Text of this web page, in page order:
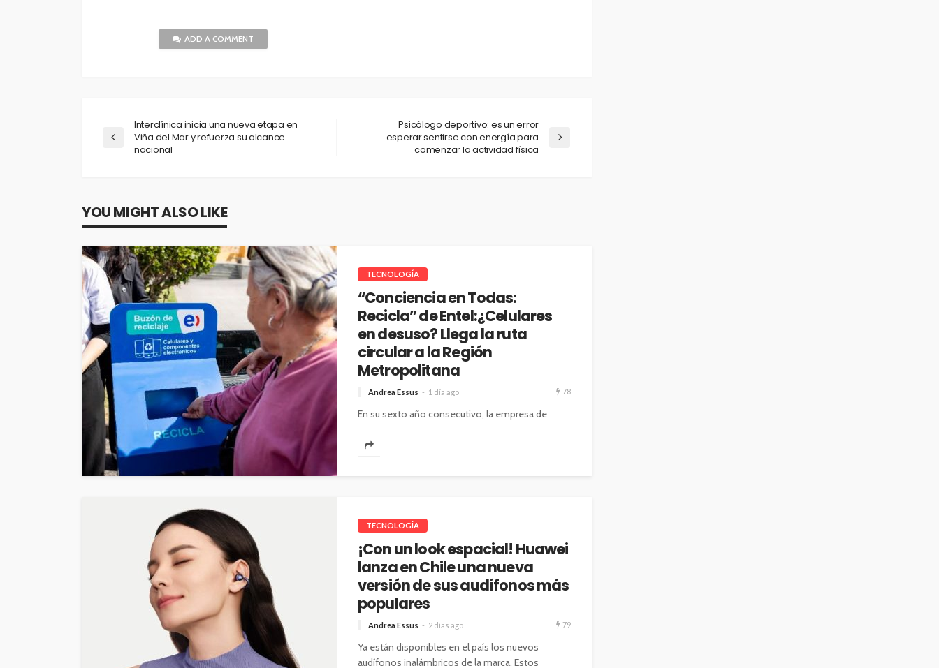
ADD A COMMENT
Interclínica inicia una nueva etapa en
Viña del Mar y refuerza su alcance
nacional
Psicólogo deportivo: es un error
esperar sentirse con energía para
comenzar la actividad física
YOU MIGHT ALSO LIKE
TECNOLOGÍA
“Conciencia en Todas:
Recicla” de Entel:¿Celulares
en desuso? Llega la ruta
circular a la Región
Metropolitana
Andrea Essus 1 día ago 78
En su sexto año consecutivo, la empresa de
junto a Midas Chile para recolectar...
TECNOLOGÍA
¡Con un look espacial! Huawei
lanza en Chile una nueva
versión de sus audífonos más
populares
Andrea Essus 2 días ago 79
Ya están disponibles en el país los nuevos
audífonos inalámbricos de la marca. Estos